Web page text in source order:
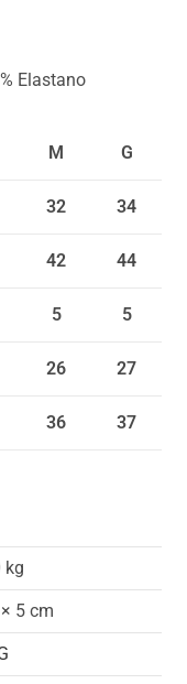
Elastano
M G
32 34
42 44
5 5
26 27
36 37
kg
5 cm